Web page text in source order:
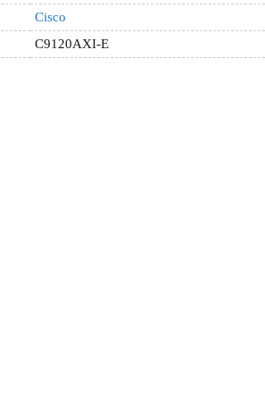
Cisco
C9120AXI-E